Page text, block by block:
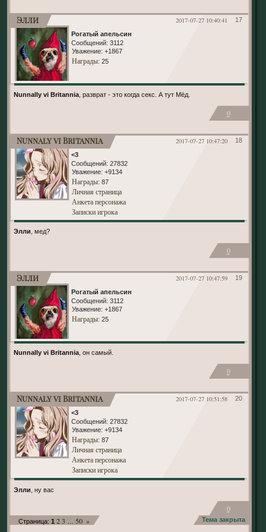
17
2017-07-27 10:40:41
Элли
Рогатый апельсин
Сообщений: 3112
Уважение: +1867
Награды: 25
Nunnally vi Britannia , разврат - это когда секс. А тут Мёд.
0
18
2017-07-27 10:47:20
Nunnaly vi Britannia
<3
Сообщений: 27832
Уважение: +9134
Награды: 87
Личная страница
Анкета персонажа
Записки игрока
Элли, мед?
0
19
2017-07-27 10:47:59
Элли
Рогатый апельсин
Сообщений: 3112
Уважение: +1867
Награды: 25
Nunnally vi Britannia , он самый.
0
20
2017-07-27 10:51:58
Nunnaly vi Britannia
<3
Сообщений: 27832
Уважение: +9134
Награды: 87
Личная страница
Анкета персонажа
Записки игрока
Элли , ну вас
0
Тема закрыта
Страница: 1 2 3 50 »